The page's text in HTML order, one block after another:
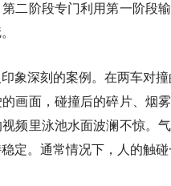
二阶段专门利用第一阶段
象深刻的案例。在两车对
画面，碰撞后的碎片、烟
频里泳池水面波澜不惊。
定。通常情况下，人的触